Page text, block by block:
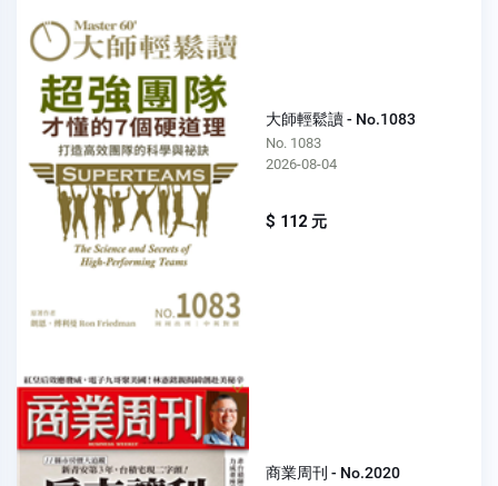
大師輕鬆讀 - No.1083
No. 1083
2026-08-04
$ 112 元
商業周刊 - No.2020